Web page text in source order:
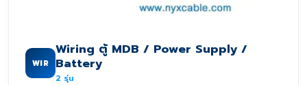
WIR
Wiring ตู้ MDB / Power Supply /
Battery
2 รุ่น